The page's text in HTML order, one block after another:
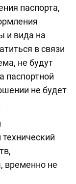
паспорта,
и вида на
в связи
не будут
паспортной
не будет
временно не